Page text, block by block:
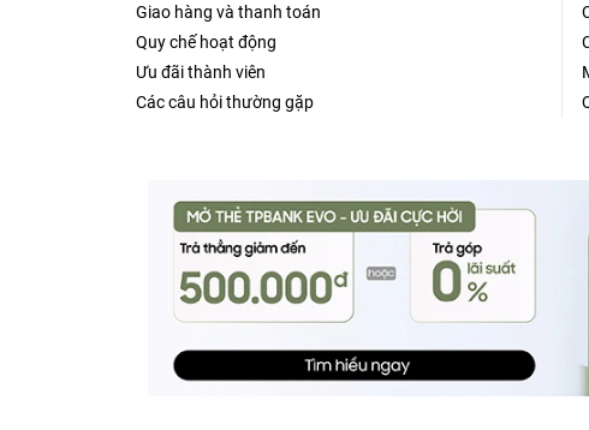
Giao hàng và thanh toán
Quy chế hoạt động
Ưu đãi thành viên
Các câu hỏi thường gặp